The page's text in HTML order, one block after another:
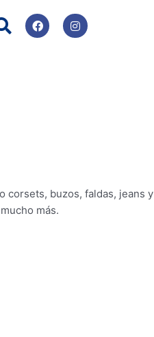
a
c
e
n
s
t
corsets, buzos, faldas, jeans y
más.